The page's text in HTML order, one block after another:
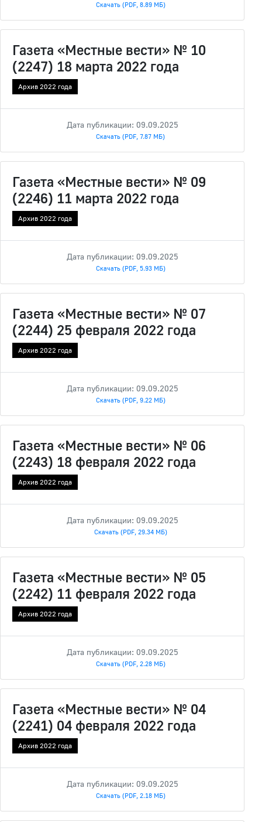
Скачать (PDF, 8.89 МБ)
Газета «Местные вести» № 10
(2247) 18 марта 2022 года
Архив 2022 года
Дата публикации: 09.09.2025
Скачать (PDF, 7.87 МБ)
Газета «Местные вести» № 09
(2246) 11 марта 2022 года
Архив 2022 года
Дата публикации: 09.09.2025
Скачать (PDF, 5.93 МБ)
Газета «Местные вести» № 07
(2244) 25 февраля 2022 года
Архив 2022 года
Дата публикации: 09.09.2025
Скачать (PDF, 9.22 МБ)
Газета «Местные вести» № 06
(2243) 18 февраля 2022 года
Архив 2022 года
Дата публикации: 09.09.2025
Скачать (PDF, 29.34 МБ)
Газета «Местные вести» № 05
(2242) 11 февраля 2022 года
Архив 2022 года
Дата публикации: 09.09.2025
Скачать (PDF, 2.28 МБ)
Газета «Местные вести» № 04
(2241) 04 февраля 2022 года
Архив 2022 года
Дата публикации: 09.09.2025
Скачать (PDF, 2.18 МБ)